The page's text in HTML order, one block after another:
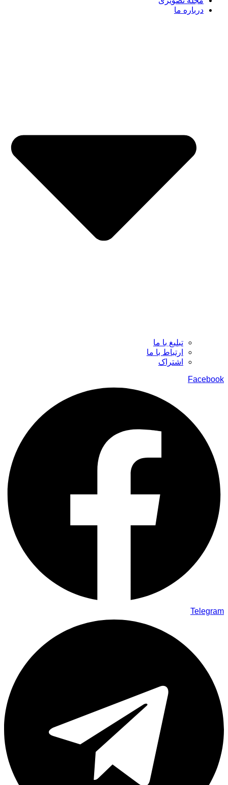
درباره ما
تبلیغ با ما
ارتباط با ما
اشتراک
Facebook
Telegram